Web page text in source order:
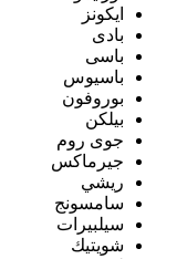
ايكونز
بادى
باسى
باسيوس
بوروفون
بيلكن
جوى روم
جيرماكس
ريشي
سامسونج
سيلبيرات
شويتيك